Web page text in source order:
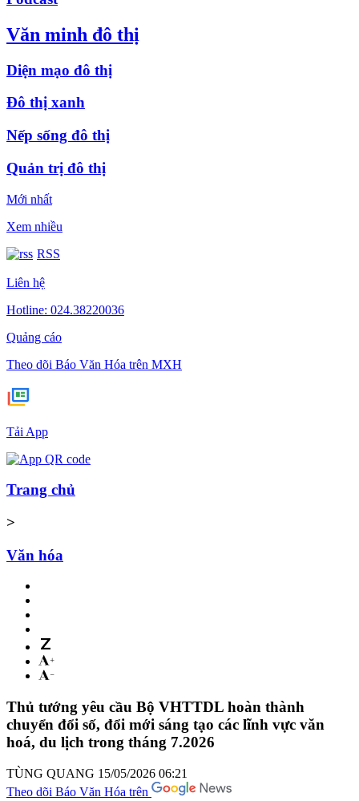
Văn minh đô thị
Diện mạo đô thị
Đô thị xanh
Nếp sống đô thị
Quản trị đô thị
Mới nhất
Xem nhiều
RSS
Liên hệ
Hotline: 024.38220036
Quảng cáo
Theo dõi Báo Văn Hóa trên MXH
Tải App
Trang chủ
>
Văn hóa
Thủ tướng yêu cầu Bộ VHTTDL hoàn thành
chuyển đổi số, đổi mới sáng tạo các lĩnh vực văn
hoá, du lịch trong tháng 7.2026
TÙNG QUANG 15/05/2026 06:21
Theo dõi Báo Văn Hóa trên